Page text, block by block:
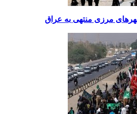
مرزی منتهی به عراق